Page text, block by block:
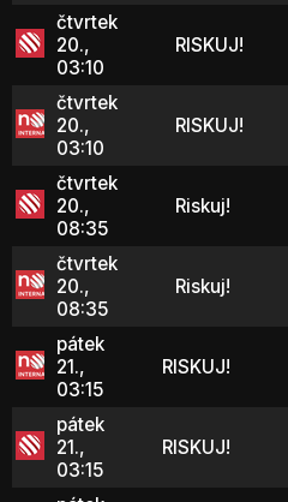
čtvrtek
20.,
03:10
RISKUJ!
čtvrtek
20.,
03:10
RISKUJ!
čtvrtek
20.,
08:35
Riskuj!
čtvrtek
20.,
08:35
Riskuj!
pátek
21.,
03:15
RISKUJ!
pátek
21.,
03:15
RISKUJ!